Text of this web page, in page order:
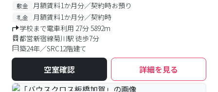
敷金 月額賃料1か月分／契約時お預り
礼金
月額賃料1か月分／契約時
学校まで電車利用 27分 5892m
都営新宿線菊川駅 徒歩7分
築24年／SRC12階建て
空室確認 詳細を見る